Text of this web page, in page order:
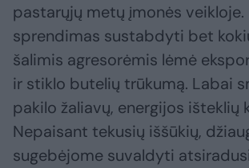
pastarųjų metų įmonės veikloje.
sprendimas sustabdyti bet
šalimis agresorėmis lėmė
ir stiklo butelių trūkumą. Labai
pakilo žaliavų, energijos išteklių
Nepaisant tekusių iššūkių,
sugebėjome suvaldyti